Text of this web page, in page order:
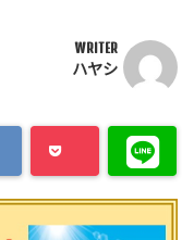
WRITER
ハヤシ